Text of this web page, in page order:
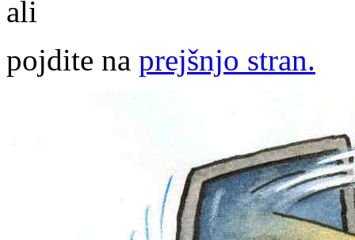
ali
pojdite na prejšnjo stran.